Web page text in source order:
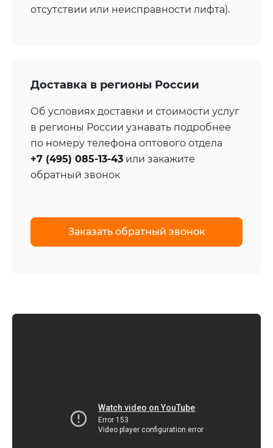
отсутствии или неисправности лифта).
Доставка в регионы России
Об условиях доставки и стоимости услуг
в регионы России узнавать подробнее
по номеру телефона оптового отдела
+7 (495) 085-13-43 или закажите
обратный звонок
Заказать обратный звонок